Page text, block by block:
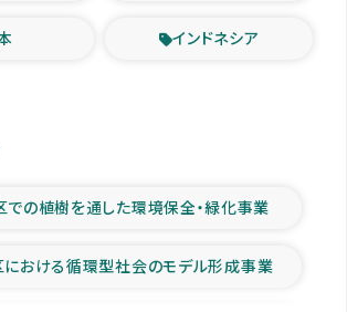
インドネシア
での植樹を通した環境保全・緑化事業
おける循環型社会のモデル形成事業